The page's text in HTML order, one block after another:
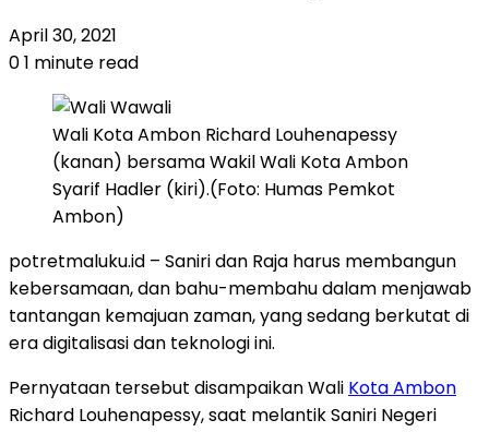
April 30, 2021
01 minute read
Wali Kota Ambon Richard Louhenapessy
(kanan) bersama Wakil Wali Kota Ambon
Syarif Hadler (kiri).(Foto: Humas Pemkot
Ambon)
potretmaluku.id – Saniri dan Raja harus membangun
kebersamaan, dan bahu-membahu dalam menjawab
tantangan kemajuan zaman, yang sedang berkutat di
era digitalisasi dan teknologi ini.
Pernyataan tersebut disampaikan Wali Kota Ambon
Richard Louhenapessy, saat melantik Saniri Negeri